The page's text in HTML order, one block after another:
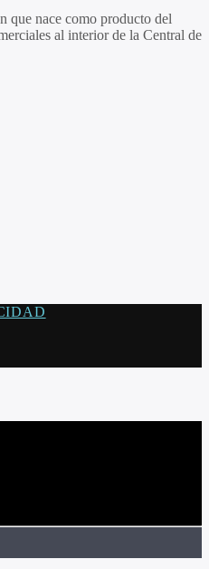
que nace como producto del
al interior de la Central de